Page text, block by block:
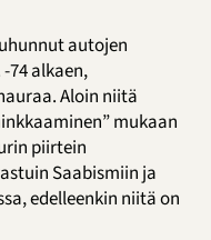
autojen
74 alkaen,
Aloin niitä
mukaan
piirtein
Saabismiin ja
edelleenkin niitä on